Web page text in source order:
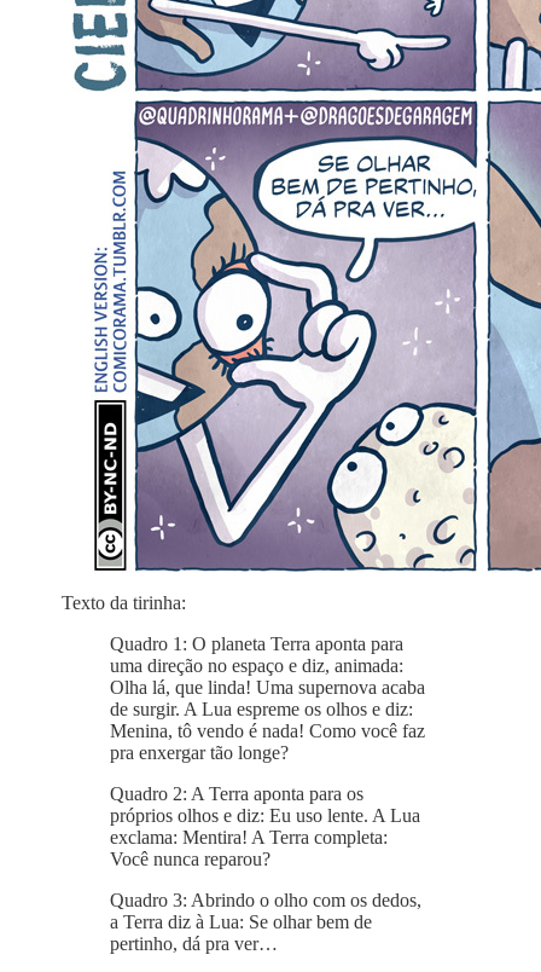
Texto da tirinha:
Quadro 1: O planeta Terra aponta para
uma direção no espaço e diz, animada:
Olha lá, que linda! Uma supernova acaba
de surgir. A Lua espreme os olhos e diz:
Menina, tô vendo é nada! Como você faz
pra enxergar tão longe?
Quadro 2: A Terra aponta para os
próprios olhos e diz: Eu uso lente. A Lua
exclama: Mentira! A Terra completa:
Você nunca reparou?
Quadro 3: Abrindo o olho com os dedos,
a Terra diz à Lua: Se olhar bem de
pertinho, dá pra ver…